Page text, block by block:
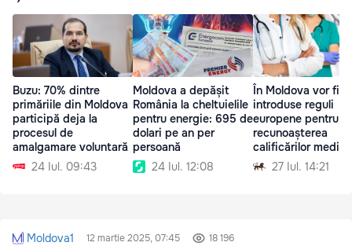
Buzu: 70% dintre
primăriile din Moldova
participă deja la
procesul de
amalgamare voluntară
24 Iul. 09:43
Moldova a depășit
România la cheltuielile
pentru energie: 695 de
dolari pe an per
persoană
24 Iul. 12:08
În Moldova vor fi
introduse reguli
europene pentru
recunoașterea
calificărilor
farmaciștilor
27 Iul. 14:21
Moldova1 12 martie 2025, 07:45 18 196